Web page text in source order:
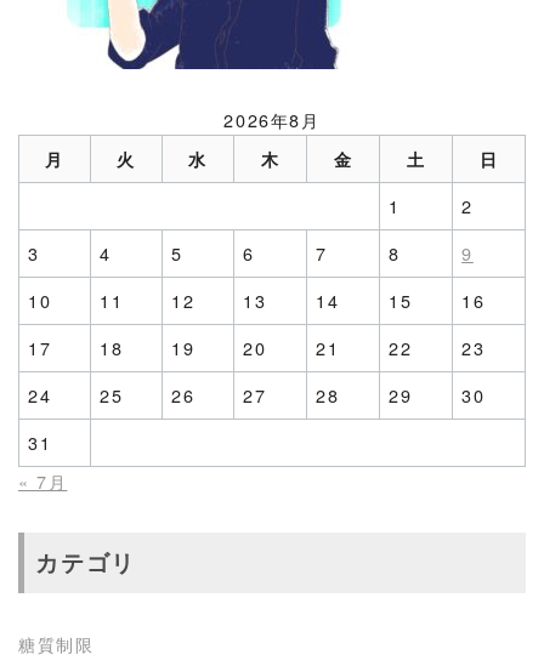
2026年8月
月 火 水 木 金 土 日
1
2
3
4 5 6 7 8
9
10
11 12 13 14 15
16
17
18 19 20 21 22
23
24
25 26 27 28 29
30
31
« 7月
カテゴリ
糖質制限